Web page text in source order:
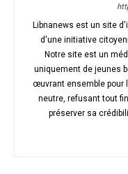
Libnanews est un site
d'une initiative
Notre site est un
uniquement de jeunes
œuvrant ensemble pour
neutre, refusant tout
préserver sa